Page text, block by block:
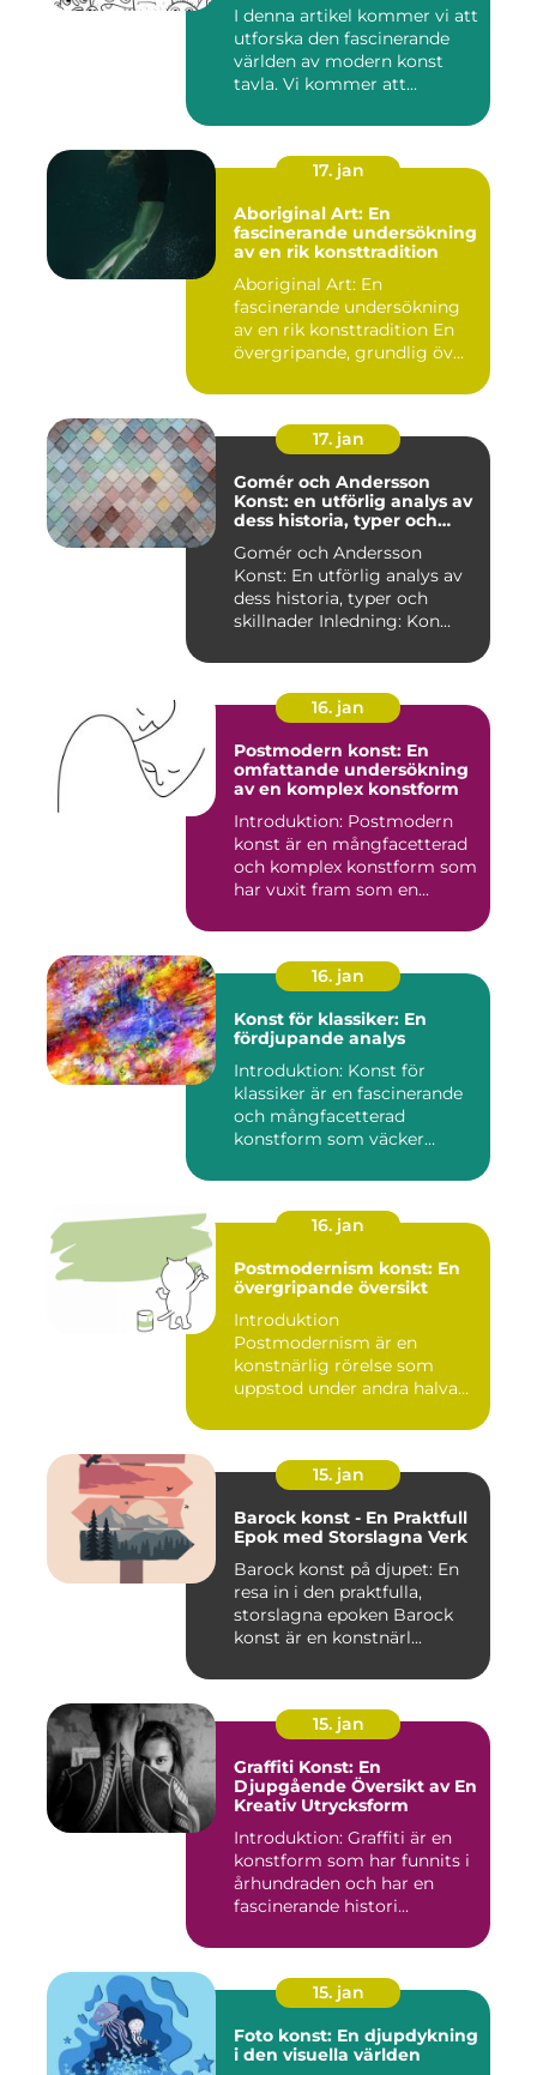
I denna artikel kommer vi att
utforska den fascinerande
världen av modern konst
tavla. Vi kommer att...
17. jan
Aboriginal Art: En
fascinerande undersökning
av en rik konsttradition
Aboriginal Art: En
fascinerande undersökning
av en rik konsttradition En
övergripande, grundlig öv...
17. jan
Gomér och Andersson
Konst: en utförlig analys av
dess historia, typer och
Gomér och Andersson
Konst: En utförlig analys av
dess historia, typer och
skillnader Inledning: Kon...
16. jan
Postmodern konst: En
omfattande undersökning
av en komplex konstform
Introduktion: Postmodern
konst är en mångfacetterad
och komplex konstform som
har vuxit fram som en...
16. jan
Konst för klassiker: En
fördjupande analys
Introduktion: Konst för
klassiker är en fascinerande
och mångfacetterad
konstform som väcker
16. jan
Postmodernism konst: En
övergripande översikt
Introduktion
Postmodernism är en
konstnärlig rörelse som
uppstod under andra halvan
15. jan
Barock konst - En Praktfull
Epok med Storslagna Verk
Barock konst på djupet: En
resa in i den praktfulla,
storslagna epoken Barock
konst är en konstnärl...
15. jan
Graffiti Konst: En
Djupgående Översikt av En
Kreativ Utrycksform
Introduktion: Graffiti är en
konstform som har funnits i
århundraden och har en
fascinerande histori...
15. jan
Foto konst: En djupdykning
i den visuella världen